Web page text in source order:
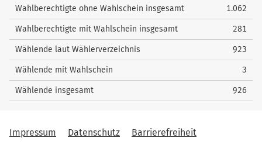
Wahlberechtigte ohne Wahlschein insgesamt 1.062
Wahlberechtigte mit Wahlschein insgesamt 281
Wählende laut Wählerverzeichnis 923
Wählende mit Wahlschein 3
Wählende insgesamt 926
Impressum Datenschutz Barrierefreiheit